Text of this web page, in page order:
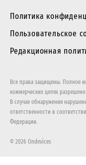
Политика
Пользовательское
Редакционная
Все права защищены. Полное
коммерческих целях
В случае обнаружения
ответственности в
Федерации.
© 2026 Ondevices